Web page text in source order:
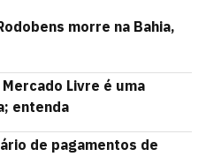
morre na Bahia,
Livre é uma
entenda
de pagamentos de